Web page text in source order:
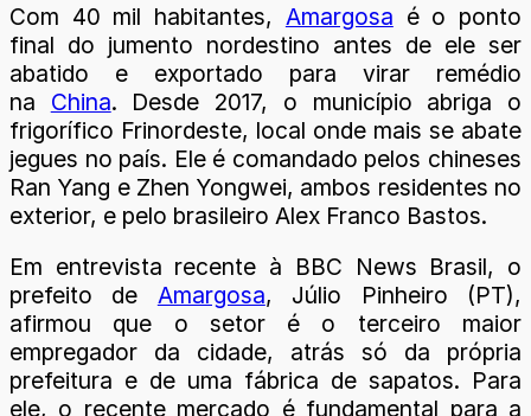
Com 40 mil habitantes, Amargosa é o ponto
final do jumento nordestino antes de ele ser
abatido e exportado para virar remédio
na China. Desde 2017, o município abriga o
frigorífico Frinordeste, local onde mais se abate
jegues no país. Ele é comandado pelos chineses
Ran Yang e Zhen Yongwei, ambos residentes no
exterior, e pelo brasileiro Alex Franco Bastos.
Em entrevista recente à BBC News Brasil, o
prefeito de Amargosa, Júlio Pinheiro (PT),
afirmou que o setor é o terceiro maior
empregador da cidade, atrás só da própria
prefeitura e de uma fábrica de sapatos. Para
ele, o recente mercado é fundamental para a